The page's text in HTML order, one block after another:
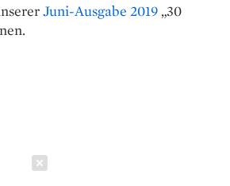
Juni-Ausgabe 2019 „30